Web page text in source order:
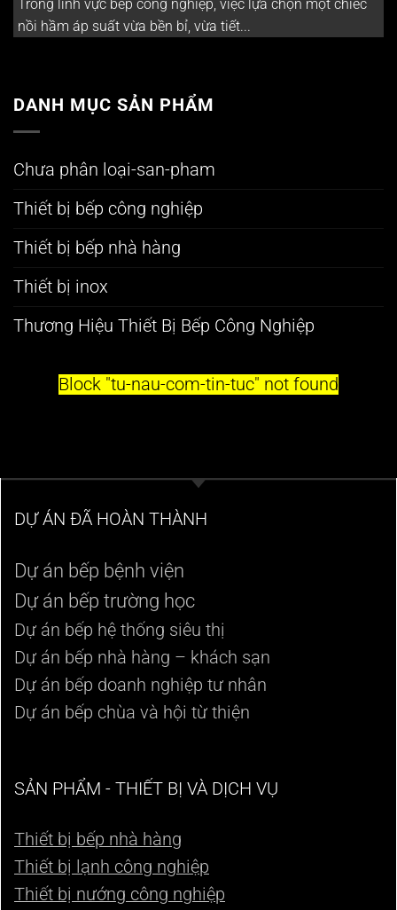
Trong lĩnh vực bếp công nghiệp, việc lựa chọn một chiếc
nồi hầm áp suất vừa bền bỉ, vừa tiết...
DANH MỤC SẢN PHẨM
Chưa phân loại-san-pham
Thiết bị bếp công nghiệp
Thiết bị bếp nhà hàng
Thiết bị inox
Thương Hiệu Thiết Bị Bếp Công Nghiệp
Block "tu-nau-com-tin-tuc" not found
DỰ ÁN ĐÃ HOÀN THÀNH
Dự án bếp bệnh viện
Dự án bếp trường học
Dự án bếp hệ thống siêu thị
Dự án bếp nhà hàng – khách sạn
Dự án bếp doanh nghiệp tư nhân
Dự án bếp chùa và hội từ thiện
SẢN PHẨM - THIẾT BỊ VÀ DỊCH VỤ
Thiết bị bếp nhà hàng
Thiết bị lạnh công nghiệp
Thiết bị nướng công nghiệp